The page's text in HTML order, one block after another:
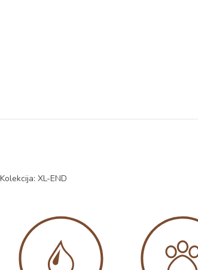
Kolekcija: XL-END